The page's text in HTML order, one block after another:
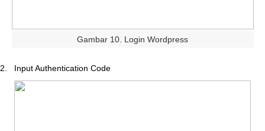
Gambar 10 Login Wordpress
2 InputAuthentication Code